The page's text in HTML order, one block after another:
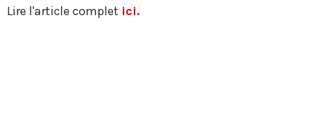
Lire l'article complet ici.